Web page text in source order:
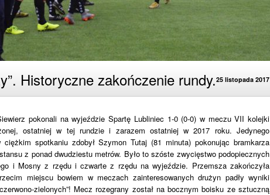
Historyczne zakończenie rundy.25 listopada 2017
pokonali na wyjeździe Spartę Lubliniec 1-0 (0-0) w meczu VII kolejki
ostatniej w tej rundzie i zarazem ostatniej w 2017 roku. Jedynego
spotkaniu zdobył Szymon Tutaj (81 minuta) pokonując bramkarza
z ponad dwudziestu metrów. Było to szóste zwycięstwo podopiecznych
i Mosny z rzędu i czwarte z rzędu na wyjeździe. Przemsza zakończyła
miejscu bowiem w meczach zainteresowanych drużyn padły wyniki
zielonych”! Mecz rozegrany został na bocznym boisku ze sztuczną